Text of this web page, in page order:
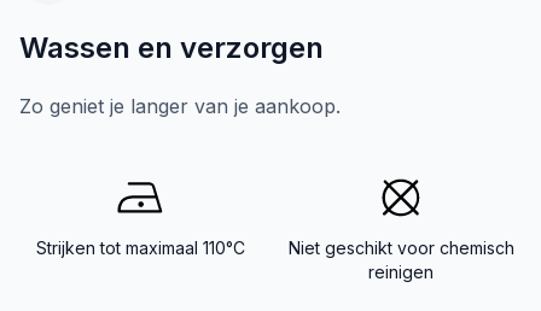
Wassen en verzorgen
Zo geniet je langer van je aankoop.
Strijken tot maximaal 110°C
Niet geschikt voor chemisch
reinigen